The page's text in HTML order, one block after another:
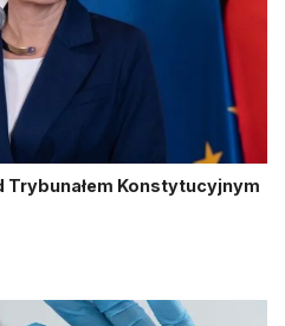
Konstytucyjnym